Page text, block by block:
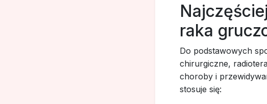
raka
Do podstawowych
chirurgiczne,
choroby i
stosuje się: